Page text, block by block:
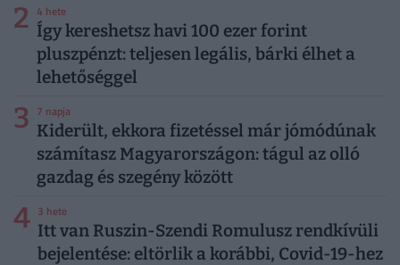
2 4 hete
Így kereshetsz havi 100 ezer forint
pluszpénzt: teljesen legális, bárki élhet a
lehetőséggel
3 7 napja
Kiderült, ekkora fizetéssel már jómódúnak
számítasz Magyarországon: tágul az olló
gazdag és szegény között
4 3 hete
Itt van Ruszin-Szendi Romulusz rendkívüli
bejelentése: eltörlik a korábbi, Covid-19-hez